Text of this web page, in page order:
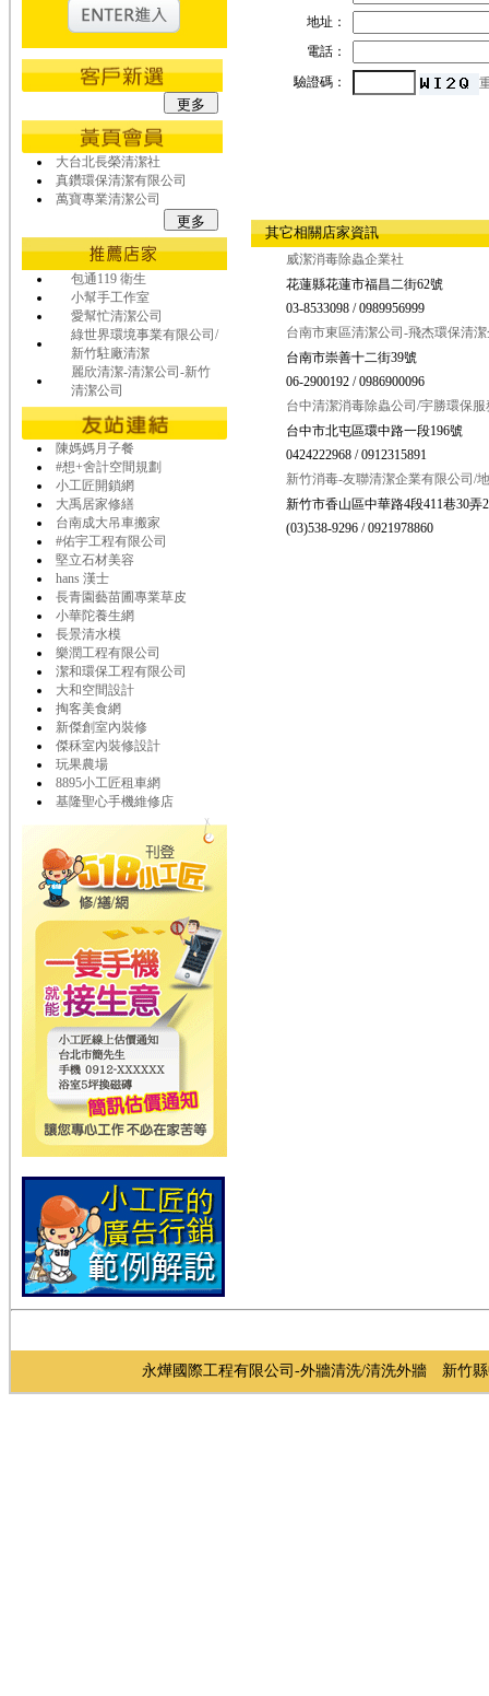
大台北長榮清潔社
真鑽環保清潔有限公司
萬寶專業清潔公司
包通119 衛生
小幫手工作室
愛幫忙清潔公司
綠世界環境事業有限公司/
新竹駐廠清潔
麗欣清潔-清潔公司-新竹
清潔公司
陳媽媽月子餐
#想+舍計空間規劃
小工匠開鎖網
大禹居家修繕
台南成大吊車搬家
#佑宇工程有限公司
堅立石材美容
hans 漢士
長青園藝苗圃專業草皮
小華陀養生網
長景清水模
樂潤工程有限公司
潔和環保工程有限公司
大和空間設計
掏客美食網
新傑創室內裝修
傑秝室內裝修設計
玩果農場
8895小工匠租車網
基隆聖心手機維修店
地址：
電話：
驗證碼：
其它相關店家資訊
威潔消毒除蟲企業社
花蓮縣花蓮市福昌二街62號
03-8533098 / 0989956999
台南市東區清潔公司-飛杰環保清
台南市崇善十二街39號
06-2900192 / 0986900096
台中清潔消毒除蟲公司/宇勝環保服
台中市北屯區環中路一段196號
0424222968 / 0912315891
新竹消毒-友聯清潔企業有限公司/
新竹市香山區中華路4段411巷30弄
(03)538-9296 / 0921978860
永燁國際工程有限公司-外牆清洗/清洗外牆 新竹縣